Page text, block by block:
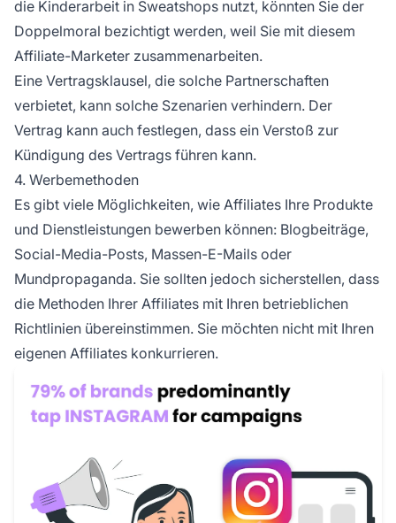
die Kinderarbeit in Sweatshops nutzt, könnten Sie der
Doppelmoral bezichtigt werden, weil Sie mit diesem
Affiliate-Marketer zusammenarbeiten.
Eine Vertragsklausel, die solche Partnerschaften
verbietet, kann solche Szenarien verhindern. Der
Vertrag kann auch festlegen, dass ein Verstoß zur
Kündigung des Vertrags führen kann.
4. Werbemethoden
Es gibt viele Möglichkeiten, wie Affiliates Ihre Produkte
und Dienstleistungen bewerben können: Blogbeiträge,
Social-Media-Posts, Massen-E-Mails oder
Mundpropaganda. Sie sollten jedoch sicherstellen, dass
die Methoden Ihrer Affiliates mit Ihren betrieblichen
Richtlinien übereinstimmen. Sie möchten nicht mit Ihren
eigenen Affiliates konkurrieren.